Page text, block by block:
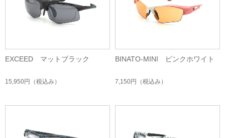
EXCEED マットブラック
15,950円 （税込み）
BINATO-MINI ピンクホワイト
7,150円 （税込み）